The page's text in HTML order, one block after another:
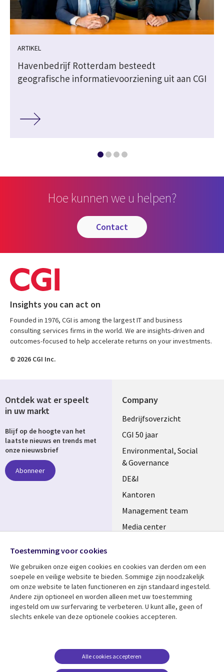
ARTIKEL
Havenbedrijf Rotterdam besteedt
geografische informatievoorziening uit aan CGI
Hoe kunnen we u helpen?
contact
Insights you can act on
Founded in 1976, CGI is among the largest IT and business
consulting services firms in the world. We are insights-driven and
outcomes-focused to help accelerate returns on your investments.
© 2026 CGI Inc.
Company
Useful
links
NETHERLANDS
Bedrijfsoverzicht
CGI 50 jaar
Environmental, Social
& Governance
DE&I
Kantoren
Management team
Media center
Bekijk meer
Library
NETHERLANDS
Artikelen
Evenementen
Support
Legal
Disclaimer
Cookie management
Ontdek wat er speelt
in uw markt
Blijf op de hoogte van het
laatste nieuws en trends met
onze nieuwsbrief
Abonneer
Media
NETHERLANDS
Toestemming voor cookies
We gebruiken onze eigen cookies en cookies van derden om een ​​
soepele en veilige website te bieden. Sommige zijn noodzakelijk
om onze website te laten functioneren en zijn standaard ingesteld.
Andere zijn optioneel en worden alleen met uw toestemming
ingesteld om uw surfervaring te verbeteren. U kunt alle, geen of
slechts enkele van deze optionele cookies accepteren.
Alle cookies accepteren